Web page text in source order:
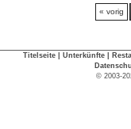
« vorig
Titelseite Unterkünfte
© 2003-